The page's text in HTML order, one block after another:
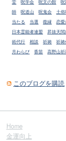
堂
呪学会 呪文の館 呪
師
呪道山 呪鬼会 土俗
当たる
当選 復縁 恋
日本霊能者連盟
昇抜天
術代行
相談 祈祷 祈祷
月わらび
香苗 高野山
このブログを購読
Home
金運向上